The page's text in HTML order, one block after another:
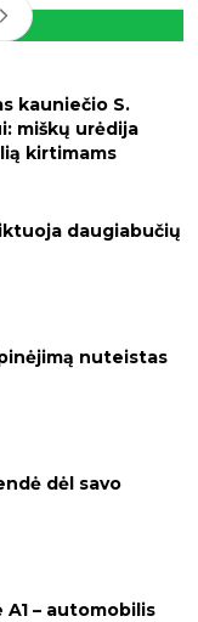
kauniečio S.
miškų urėdija
kirtimams
daugiabučių
nuteistas
dėl savo
– automobilis